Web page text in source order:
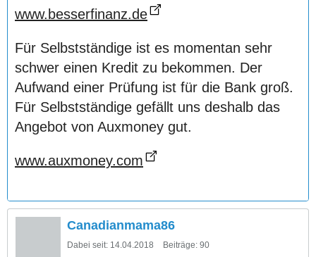
www.besserfinanz.de
Für Selbstständige ist es momentan sehr
schwer einen Kredit zu bekommen. Der
Aufwand einer Prüfung ist für die Bank groß.
Für Selbstständige gefällt uns deshalb das
Angebot von Auxmoney gut.
www.auxmoney.com
Canadianmama86
Dabei seit: 14.04.2018 Beiträge: 90